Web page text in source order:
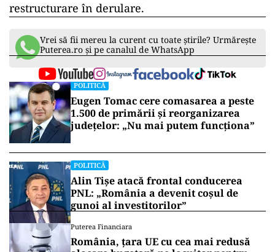
restructurare în derulare.
Vrei să fii mereu la curent cu toate știrile? Urmărește
Puterea.ro și pe canalul de WhatsApp
POLITICĂ
Eugen Tomac cere comasarea a peste
1.500 de primării și reorganizarea
județelor: „Nu mai putem funcționa”
POLITICĂ
Alin Tișe atacă frontal conducerea
PNL: „România a devenit coșul de
gunoi al investitorilor”
Puterea Financiara
România, țara UE cu cea mai redusă